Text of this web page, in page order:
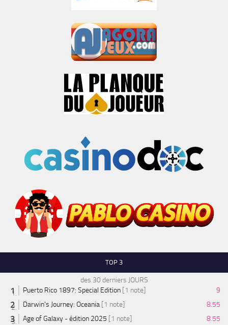
TOP 3
des 30 derniers JOURS
Puerto Rico 1897: Special Edition [1 note]
9
Darwin's Journey: Oceania [1 note]
8.55
Age of Galaxy - édition 2025 [1 note] 8.55